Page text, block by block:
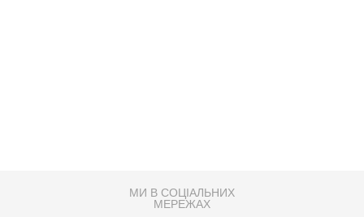
МИ В СОЦІАЛЬНИХ
МЕРЕЖАХ